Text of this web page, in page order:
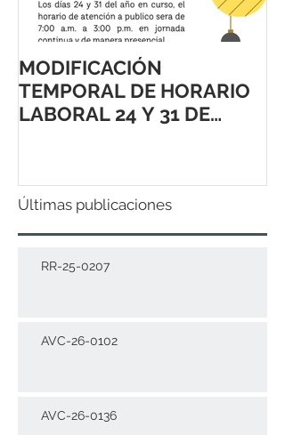
MODIFICACIÓN
TEMPORAL DE HORARIO
LABORAL 24 Y 31 DE
Últimas publicaciones
RR-25-0207
AVC-26-0102
AVC-26-0136